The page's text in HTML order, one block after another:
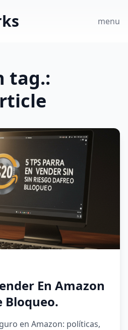
menu
tag.:
En Amazon
Bloqueo.
en Amazon: políticas,